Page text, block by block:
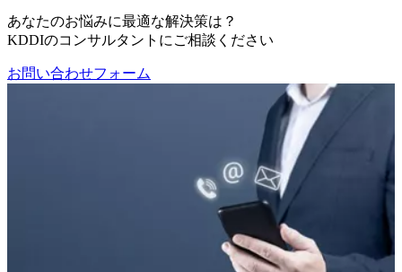
あなたのお悩みに最適な解決策は？
KDDIのコンサルタントにご相談ください
お問い合わせフォーム